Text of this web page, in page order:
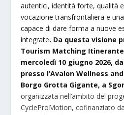
autentici, identità forte, qualità
vocazione transfrontaliera e
capace di dare forma a nuove
integrate. Da questa visione
Tourism Matching
mercoledì 10 giugno 2026,
presso l’Avalon Wellness
Borgo Grotta Gigante, a
organizzata nell’ambito del
CycleProMotion, cofinanziato